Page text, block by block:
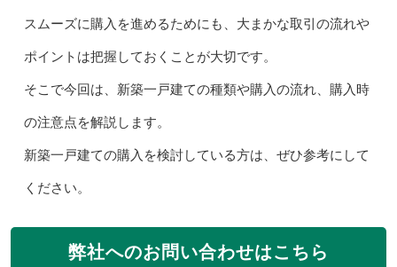
スムーズに購入を進めるためにも、大まかな取引の流れや
ポイントは把握しておくことが大切です。
そこで今回は、新築一戸建ての種類や購入の流れ、購入時
の注意点を解説します。
新築一戸建ての購入を検討している方は、ぜひ参考にして
ください。
弊社へのお問い合わせはこちら